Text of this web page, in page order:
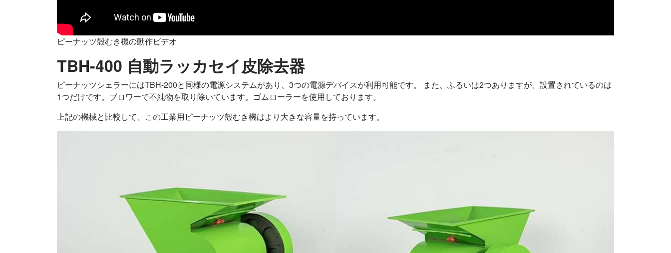
ピーナッツ殻むき機の動作ビデオ
TBH-400 自動ラッカセイ皮除去器
ピーナッツシェラーにはTBH-200と同様の電源システムがあり、3つの電源デバイスが利用可能です。 また、ふるいは2つありますが、設置されているのは
1つだけです。ブロワーで不純物を取り除いています。ゴムローラーを使用しております。
上記の機械と比較して、この工業用ピーナッツ殻むき機はより大きな容量を持っています。